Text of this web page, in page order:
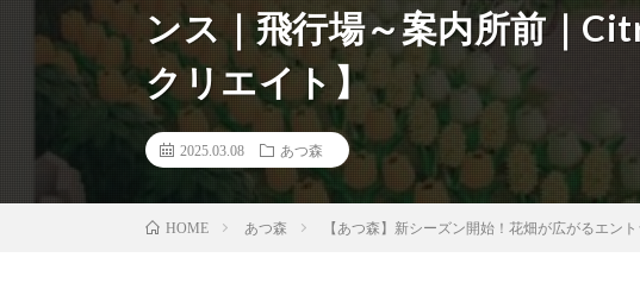
ンス｜飛行場～案内所前｜
クリエイト】
2025.03.08 あつ森
HOME あつ森 【あつ森】新シーズン開始！花畑が広がるエン